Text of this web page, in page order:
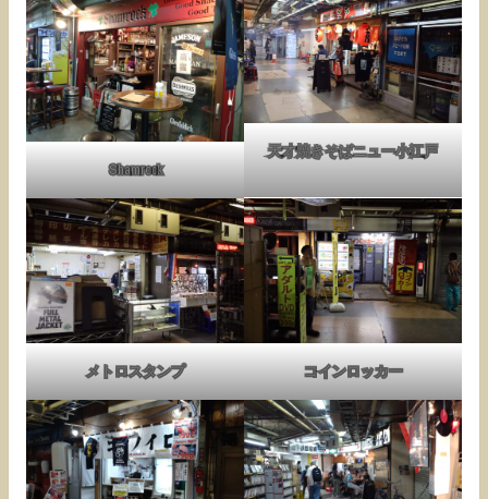
Shamrock
天才焼きそばニュー小江戸
メトロスタンプ コインロッカー